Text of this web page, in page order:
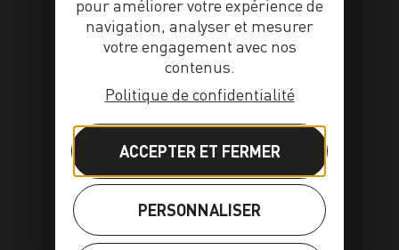
pour améliorer votre expérience de
navigation, analyser et mesurer
votre engagement avec nos
contenus.
Politique de confidentialité
ACCEPTER ET FERMER
PERSONNALISER